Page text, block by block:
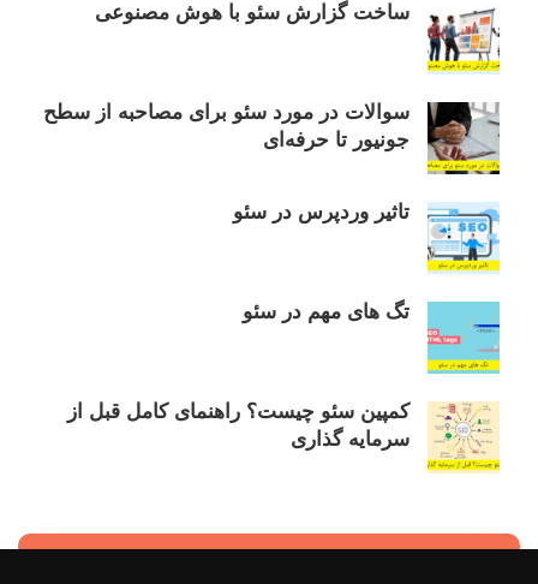
ساخت گزارش سئو با هوش مصنوعی
سوالات در مورد سئو برای مصاحبه از سطح
جونیور تا حرفه‌ای
تاثیر وردپرس در سئو
تگ های مهم در سئو
کمپین سئو چیست؟ راهنمای کامل قبل از
سرمایه گذاری